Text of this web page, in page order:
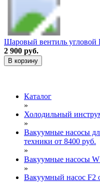
Шаровый вентиль угловой
2 900 руб.
В корзину
Каталог
»
Холодильный
»
Вакуумные насосы
техники от 8400 руб.
»
Вакуумные насосы
»
Вакуумный насос F2